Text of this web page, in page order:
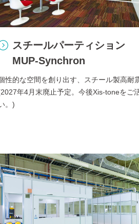
スチールパーティション
MUP-Synchron
性的な空間を創り出す、スチール製高
年4月末廃止予定。今後Xis-toneをご
。)